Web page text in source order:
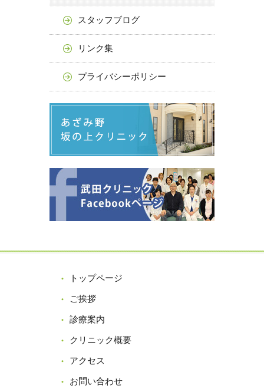
スタッフブログ
リンク集
プライバシーポリシー
トップページ
ご挨拶
診療案内
クリニック概要
アクセス
お問い合わせ